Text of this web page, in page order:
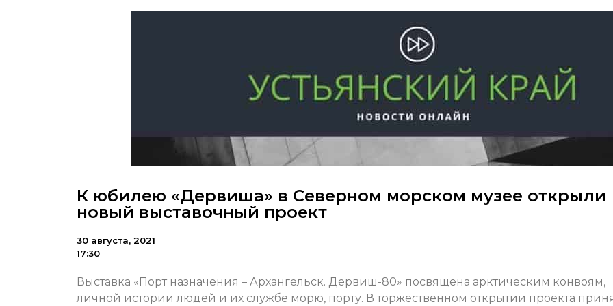
К юбилею «Дервиша» в Северном морском музее открыли
новый выставочный проект
30 августа, 2021
17:30
Выставка «Порт назначения – Архангельск. Дервиш-80» посвящена арктическим конвоям,
личной истории людей и их службе морю, порту. В торжественном открытии проекта